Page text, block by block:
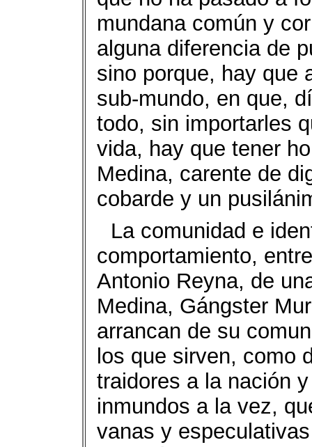
mundana común y
alguna diferencia de
sino porque, hay que
sub-mundo, en que,
todo, sin importarles
vida, hay que tener
Medina, carente de
cobarde y un
La comunidad e
comportamiento,
Antonio Reyna, de
Medina, Gángster
arrancan de su
los que sirven, como
traidores a la nación
inmundos a la vez,
vanas y